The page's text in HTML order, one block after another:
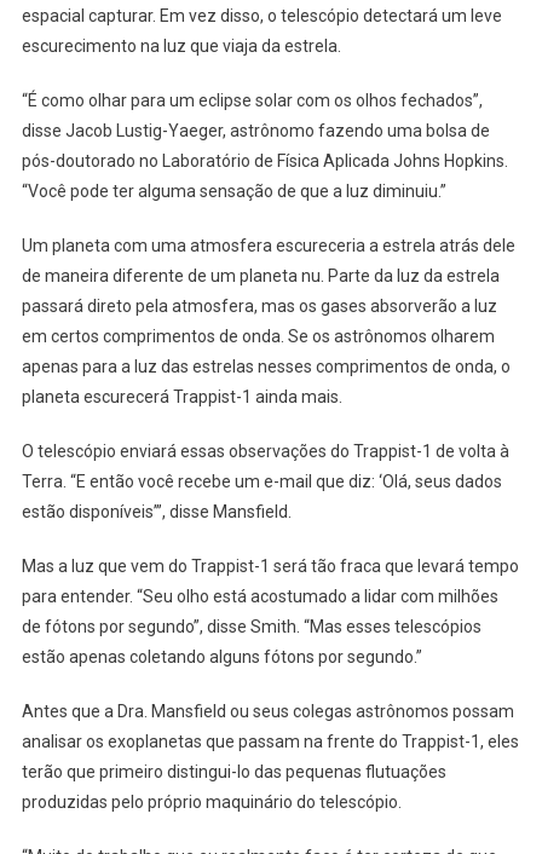
espacial capturar. Em vez disso, o telescópio detectará um leve
escurecimento na luz que viaja da estrela.
“É como olhar para um eclipse solar com os olhos fechados”,
disse Jacob Lustig-Yaeger, astrônomo fazendo uma bolsa de
pós-doutorado no Laboratório de Física Aplicada Johns Hopkins.
“Você pode ter alguma sensação de que a luz diminuiu.”
Um planeta com uma atmosfera escureceria a estrela atrás dele
de maneira diferente de um planeta nu. Parte da luz da estrela
passará direto pela atmosfera, mas os gases absorverão a luz
em certos comprimentos de onda. Se os astrônomos olharem
apenas para a luz das estrelas nesses comprimentos de onda, o
planeta escurecerá Trappist-1 ainda mais.
O telescópio enviará essas observações do Trappist-1 de volta à
Terra. “E então você recebe um e-mail que diz: ‘Olá, seus dados
estão disponíveis’”, disse Mansfield.
Mas a luz que vem do Trappist-1 será tão fraca que levará tempo
para entender. “Seu olho está acostumado a lidar com milhões
de fótons por segundo”, disse Smith. “Mas esses telescópios
estão apenas coletando alguns fótons por segundo.”
Antes que a Dra. Mansfield ou seus colegas astrônomos possam
analisar os exoplanetas que passam na frente do Trappist-1, eles
terão que primeiro distingui-lo das pequenas flutuações
produzidas pelo próprio maquinário do telescópio.